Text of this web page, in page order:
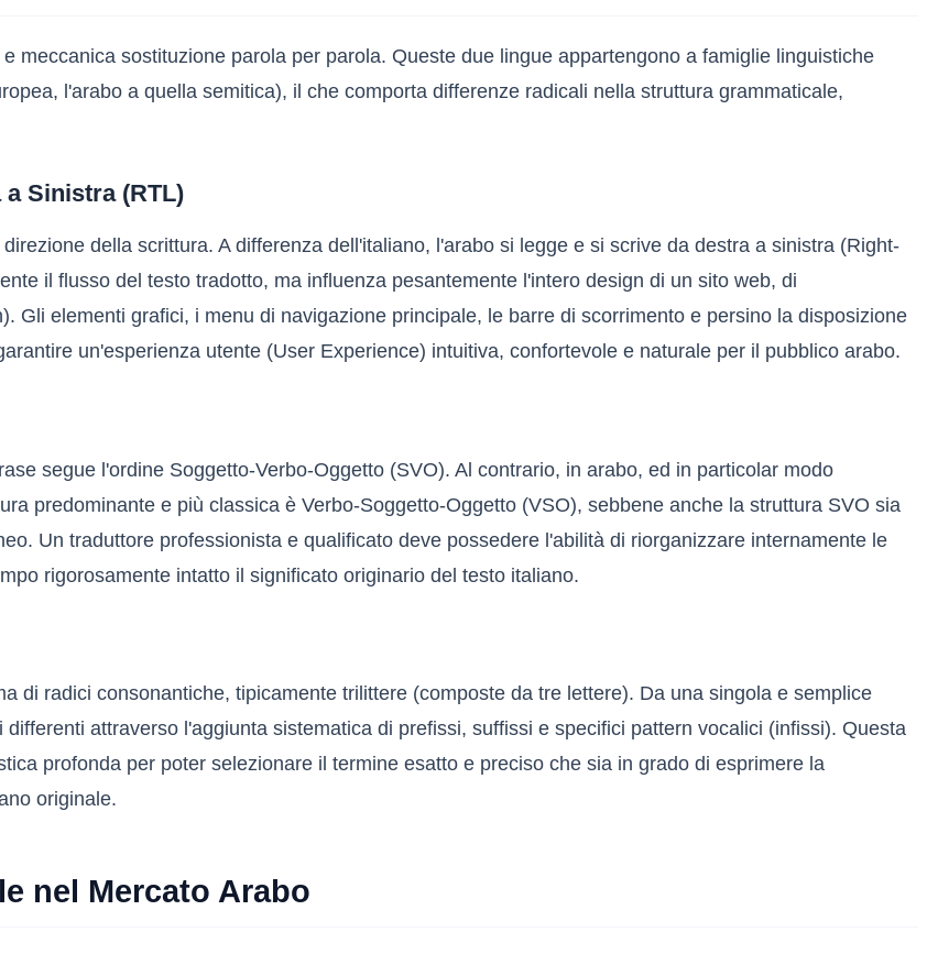
meccanica sostituzione parola per parola. Queste due lingue appartengono a famiglie linguistiche
l'arabo a quella semitica), il che comporta differenze radicali nella struttura grammaticale,
Sinistra (RTL)
della scrittura. A differenza dell'italiano, l'arabo si legge e si scrive da destra a sinistra (Right-
il flusso del testo tradotto, ma influenza pesantemente l'intero design di un sito web, di
Gli elementi grafici, i menu di navigazione principale, le barre di scorrimento e persino la disposizione
un'esperienza utente (User Experience) intuitiva, confortevole e naturale per il pubblico arabo.
segue l'ordine Soggetto-Verbo-Oggetto (SVO). Al contrario, in arabo, ed in particolar modo
predominante e più classica è Verbo-Soggetto-Oggetto (VSO), sebbene anche la struttura SVO sia
Un traduttore professionista e qualificato deve possedere l'abilità di riorganizzare internamente le
rigorosamente intatto il significato originario del testo italiano.
di radici consonantiche, tipicamente trilittere (composte da tre lettere). Da una singola e semplice
attraverso l'aggiunta sistematica di prefissi, suffissi e specifici pattern vocalici (infissi). Questa
profonda per poter selezionare il termine esatto e preciso che sia in grado di esprimere la
originale.
nel Mercato Arabo